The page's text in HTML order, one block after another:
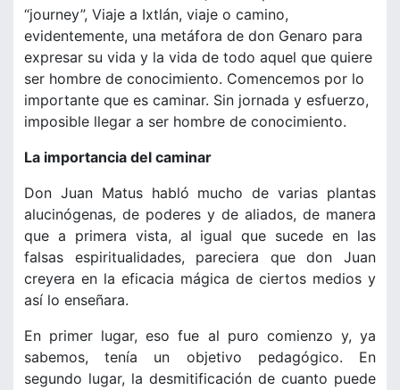
“journey”, Viaje a Ixtlán, viaje o camino,
evidentemente, una metáfora de don Genaro para
expresar su vida y la vida de todo aquel que quiere
ser hombre de conocimiento. Comencemos por lo
importante que es caminar. Sin jornada y esfuerzo,
imposible llegar a ser hombre de conocimiento.
La importancia del caminar
Don Juan Matus habló mucho de varias plantas
alucinógenas, de poderes y de aliados, de manera
que a primera vista, al igual que sucede en las
falsas espiritualidades, pareciera que don Juan
creyera en la eficacia mágica de ciertos medios y
así lo enseñara.
En primer lugar, eso fue al puro comienzo y, ya
sabemos, tenía un objetivo pedagógico. En
segundo lugar, la desmitificación de cuanto puede